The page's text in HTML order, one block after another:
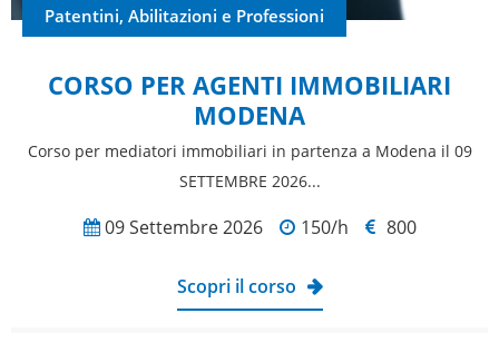
Patentini, Abilitazioni e Professioni
CORSO PER AGENTI IMMOBILIARI
MODENA
Corso per mediatori immobiliari in partenza a Modena il 09
SETTEMBRE 2026...
09 Settembre 2026 150/h 800
Scopri il corso